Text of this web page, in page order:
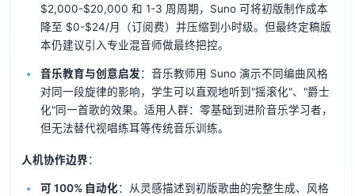
$2,000-$20,000 和 1-3 周周期，Suno 可将初版制作成本
降至 $0-$24/月（订阅费）并压缩到小时级。但最终定稿版
本仍建议引入专业混音师做最终把控。
音乐教育与创意启发：音乐教师用 Suno 演示不同编曲风格
对同一段旋律的影响，学生可以直观地听到"摇滚化"、"爵士
化"同一首歌的效果。适用人群：零基础到进阶音乐学习者，
但无法替代视唱练耳等传统音乐训练。
人机协作边界：
可 100% 自动化：从灵感描述到初版歌曲的完整生成、风格